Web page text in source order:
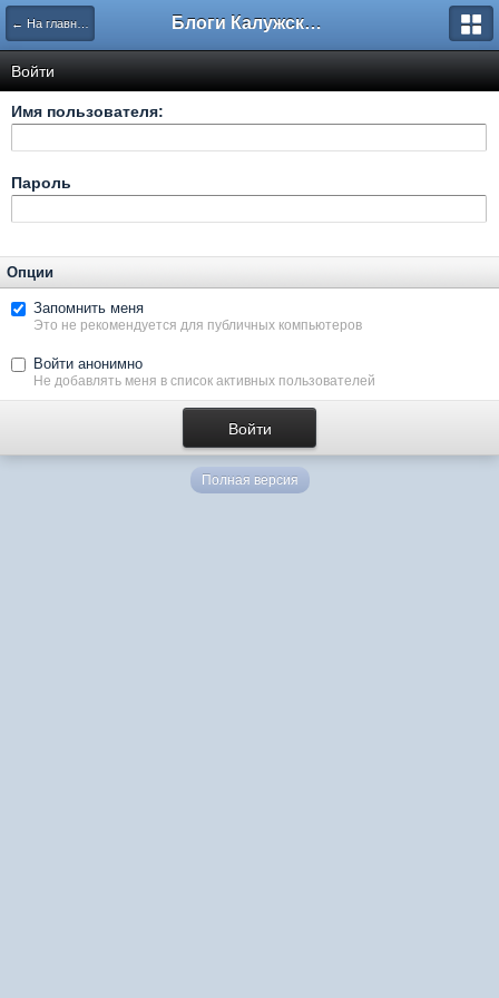
← На главную Блоги Калужского перекрестка
Войти
Имя пользователя:
Пароль
Опции
Запомнить меня
Это не рекомендуется для публичных компьютеров
Войти анонимно
Не добавлять меня в список активных пользователей
Полная версия